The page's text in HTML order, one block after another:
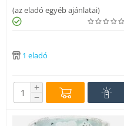
(az eladó egyéb ajánlatai)
1 eladó
+
−